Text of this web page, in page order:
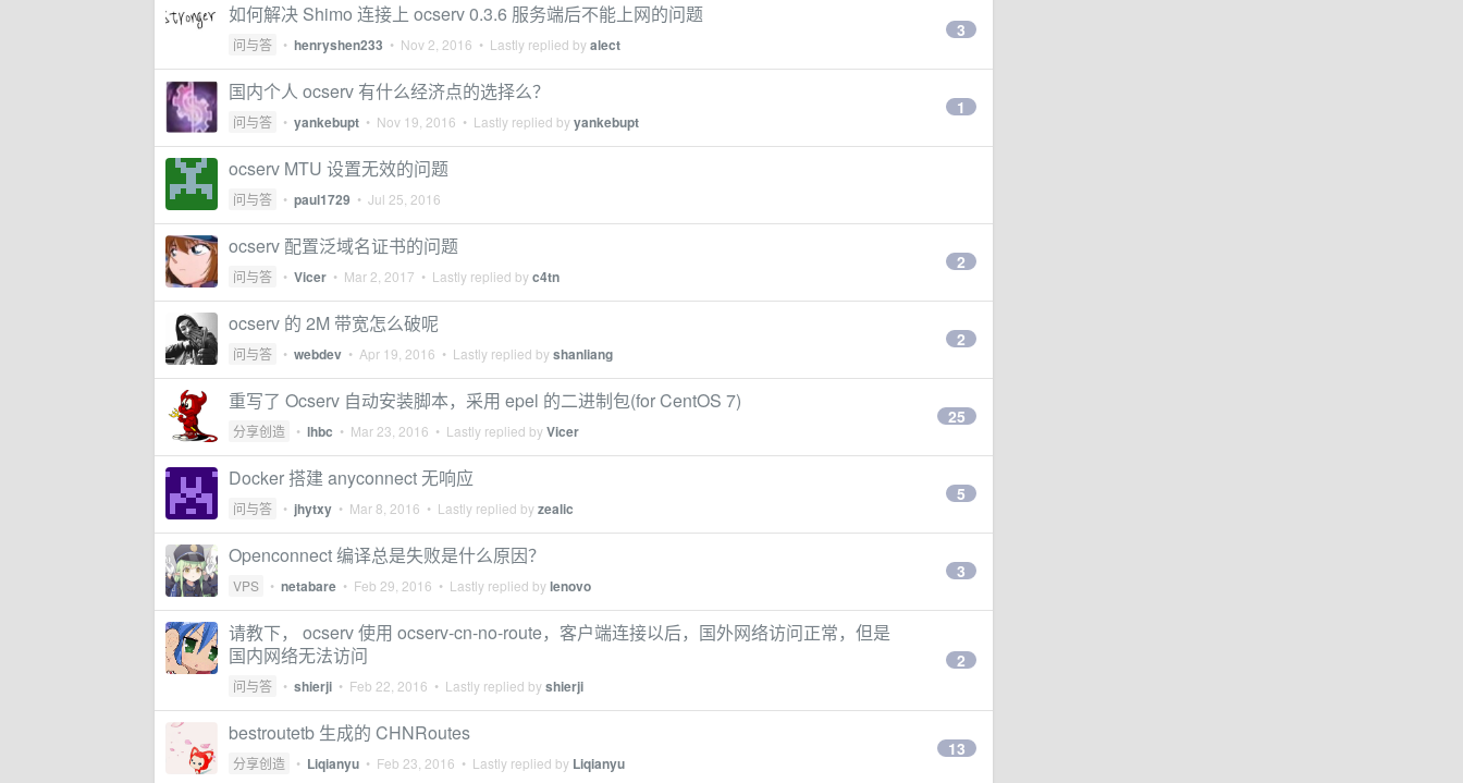
如何解决 Shimo 连接上 ocserv 0.3.6 服务端后不能上网的问题
问与答 • henryshen233 • Nov 2, 2016 • Lastly replied byalect
3
国内个人 ocserv 有什么经济点的选择么？
问与答 • yankebupt • Nov 19, 2016 • Lastly replied byyankebupt
1
ocserv MTU 设置无效的问题
问与答 • paul1729 • Jul 25, 2016
ocserv 配置泛域名证书的问题
问与答 • Vicer • Mar 2, 2017 • Lastly replied byc4tn
2
ocserv 的 2M 带宽怎么破呢
问与答 • webdev • Apr 19, 2016 • Lastly replied byshanliang
2
重写了 Ocserv 自动安装脚本，采用 epel 的二进制包(for CentOS 7)
分享创造 • lhbc • Mar 23, 2016 • Lastly replied byVicer
25
Docker 搭建 anyconnect 无响应
问与答 • jhytxy • Mar 8, 2016 • Lastly replied byzealic
5
Openconnect 编译总是失败是什么原因？
VPS • netabare • Feb 29, 2016 • Lastly replied bylenovo
3
请教下， ocserv 使用 ocserv-cn-no-route，客户端连接以后，国外网络访问正常，但是
国内网络无法访问
问与答 • shierji • Feb 22, 2016 • Lastly replied byshierji
2
bestroutetb 生成的 CHNRoutes
分享创造 • Liqianyu • Feb 23, 2016 • Lastly replied by Liqianyu
13